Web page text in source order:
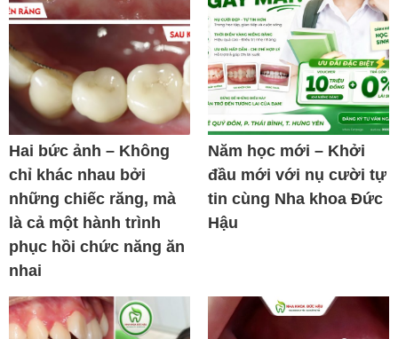
Hai bức ảnh – Không
chỉ khác nhau bởi
những chiếc răng, mà
là cả một hành trình
phục hồi chức năng ăn
nhai
Năm học mới – Khởi
đầu mới với nụ cười tự
tin cùng Nha khoa Đức
Hậu